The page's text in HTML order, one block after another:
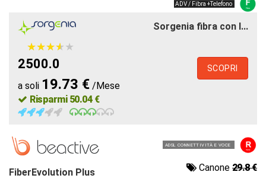
ADV / Fibra +Telefono
Sorgenia fibra con l...
★★★★★
★★★★★
2500.0
a soli 19.73 € /Mese
Risparmi 50.04 €
SCOPRI
ADSL CONNETTIVITÀ E VOCE
FiberEvolution Plus Canone 29.8 €